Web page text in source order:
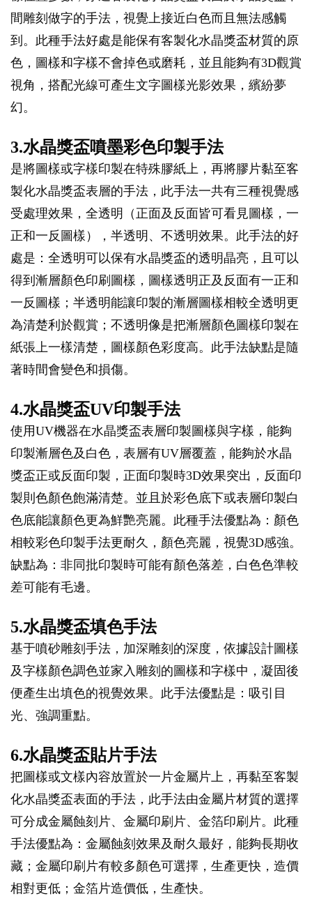
間雕刻做字的手法，視覺上接近白色而且無法感觸
到。此種手法好處是能保有客製化水晶獎盃材質的原
色，圖樣和字樣不會掉色或磨耗，並且能夠有3D觀賞
視角，搭配光線可產生文字圖樣光影效果，繽紛夢
幻。
3.水晶獎盃噴墨彩色印製手法
是將圖樣或字樣印製在特殊膠紙上，再將膠片黏至客
製化水晶獎盃表層的手法，此手法一共有三種視覺感
受處理效果，全透明（正面及反面皆可看見圖樣，一
正和一反圖樣），半透明、不透明效果。此手法的好
處是：全透明可以保有水晶獎盃的透明晶亮，且可以
得到漸層顏色印刷圖樣，圖樣透明正及反面有一正和
一反圖樣；半透明能讓印製的漸層圖樣相較全透明更
為清楚利於觀賞；不透明像是把漸層顏色圖樣印製在
紙張上一樣清楚，圖樣顏色彩度高。此手法缺點是隨
著時間會變色和損傷。
4.水晶獎盃UV印製手法
使用UV機器在水晶獎盃表層印製圖樣與字樣，能夠
印製漸層色及白色，表層有UV層覆蓋，能夠於水晶
獎盃正或反面印製，正面印製時3D效果突出，反面印
製則色顏色飽滿清楚。並且於彩色底下或表層印製白
色底能讓顏色更為鮮艷亮麗。此種手法優點為：顏色
相較彩色印製手法更耐久，顏色亮麗，視覺3D感強。
缺點為：非同批印製時可能有顏色落差，白色色準較
差可能有毛邊。
5.水晶獎盃填色手法
基于噴砂雕刻手法，加深雕刻的深度，依據設計圖樣
及字樣顏色調色並家入雕刻的圖樣和字樣中，凝固後
便產生出填色的視覺效果。此手法優點是：吸引目
光、強調重點。
6.水晶獎盃貼片手法
把圖樣或文樣內容放置於一片金屬片上，再黏至客製
化水晶獎盃表面的手法，此手法由金屬片材質的選擇
可分成金屬蝕刻片、金屬印刷片、金箔印刷片。此種
手法優點為：金屬蝕刻效果及耐久最好，能夠長期收
藏；金屬印刷片有較多顏色可選擇，生產更快，造價
相對更低；金箔片造價低，生產快。